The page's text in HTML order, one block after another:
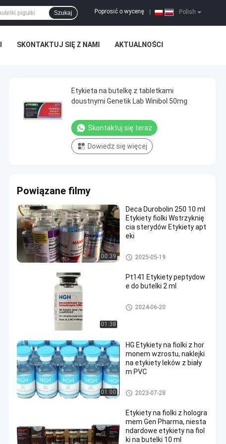
Polish
Poprosić o wycenę
Szukaj
SKONTAKTUJ SIĘ Z NAMI AKTUALNOŚCI
Etykieta na butelkę z tabletkami
doustnymi Genetik Lab Winibol 50mg
Skontaktuj się teraz
Dowiedz się więcej
Powiązane filmy
00:39
Deca Durobolin 250 10 ml
Etykiety fiolki Wstrzyknię
cia sterydów Etykiety apt
eki
10 ml etykiet na fiolki
2025-05-19
01:38
Pt141 Etykiety peptydow
e do butelki 2 ml
etykiety na fiolki
2024-06-20
01:00
HG Etykiety na fiolki z hor
monem wzrostu, naklejki
na etykiety leków z biały
m PVC
etykiety na fiolki
2023-07-28
Etykiety na fiolki z hologra
mem Gen Pharma, niesta
ndardowe etykiety na fiol
ki na butelki 10 ml